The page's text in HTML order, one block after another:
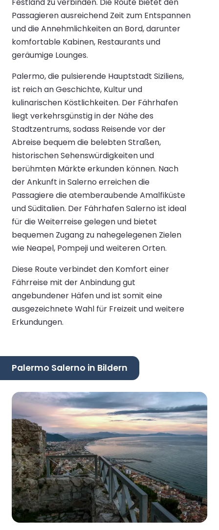
Passagieren ausreichend Zeit zum Entspannen
und die Annehmlichkeiten an Bord, darunter
komfortable Kabinen, Restaurants und
geräumige Lounges.
Palermo, die pulsierende Hauptstadt Siziliens,
ist reich an Geschichte, Kultur und
kulinarischen Köstlichkeiten. Der Fährhafen
liegt verkehrsgünstig in der Nähe des
Stadtzentrums, sodass Reisende vor der
Abreise bequem die belebten Straßen,
historischen Sehenswürdigkeiten und
berühmten Märkte erkunden können. Nach
der Ankunft in Salerno erreichen die
Passagiere die atemberaubende Amalfiküste
und Süditalien. Der Fährhafen Salerno ist ideal
für die Weiterreise gelegen und bietet
bequemen Zugang zu nahegelegenen Zielen
wie Neapel, Pompeji und weiteren Orten.
Diese Route verbindet den Komfort einer
Fährreise mit der Anbindung gut
angebundener Häfen und ist somit eine
ausgezeichnete Wahl für Freizeit und weitere
Erkundungen.
Palermo Salerno in Bildern